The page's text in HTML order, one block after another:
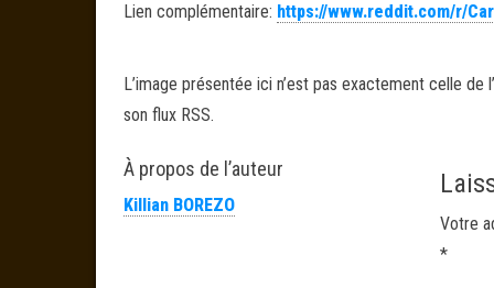
Lien complémentaire: https://www.reddit.com/r/
L’image présentée ici n’est pas exactement celle
son flux RSS.
À propos de l’auteur
Killian BOREZO
Votre
*